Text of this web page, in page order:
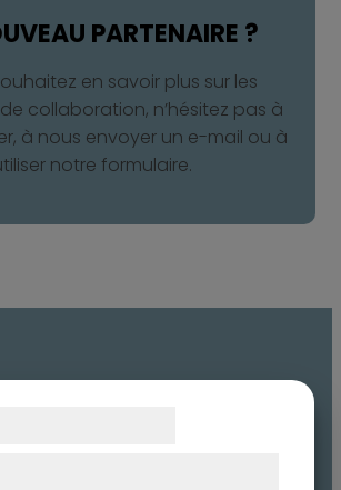
PARTENAIRE ?​
en savoir plus sur les
collaboration, n’hésitez pas à
à nous envoyer un e-mail ou à
notre formulaire.